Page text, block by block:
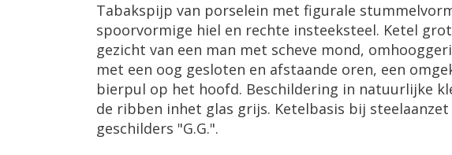
Tabakspijp van porselein met figurale
spoorvormige hiel en rechte insteeksteel. Ketel
gezicht van een man met scheve mond,
met een oog gesloten en afstaande oren, een
bierpul op het hoofd. Beschildering in natuurlijke
de ribben inhet glas grijs. Ketelbasis bij steelaanzet
geschilders "G.G.".